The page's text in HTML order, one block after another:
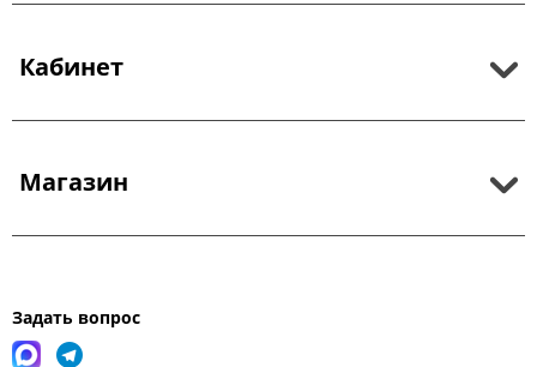
Кабинет
Магазин
Задать вопрос